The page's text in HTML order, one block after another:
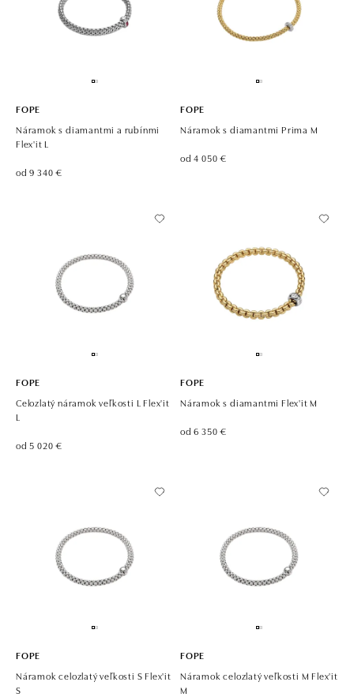
FOPE
Náramok s diamantmi a rubínmi
Flex'it L
od 9 340 €
FOPE
Náramok s diamantmi Prima M
od 4 050 €
FOPE
Celozlatý náramok veľkosti L Flex'it
L
od 5 020 €
FOPE
Náramok s diamantmi Flex'it M
od 6 350 €
FOPE
Náramok celozlatý veľkosti S Flex'it
S
FOPE
Náramok celozlatý veľkosti M Flex'it
M